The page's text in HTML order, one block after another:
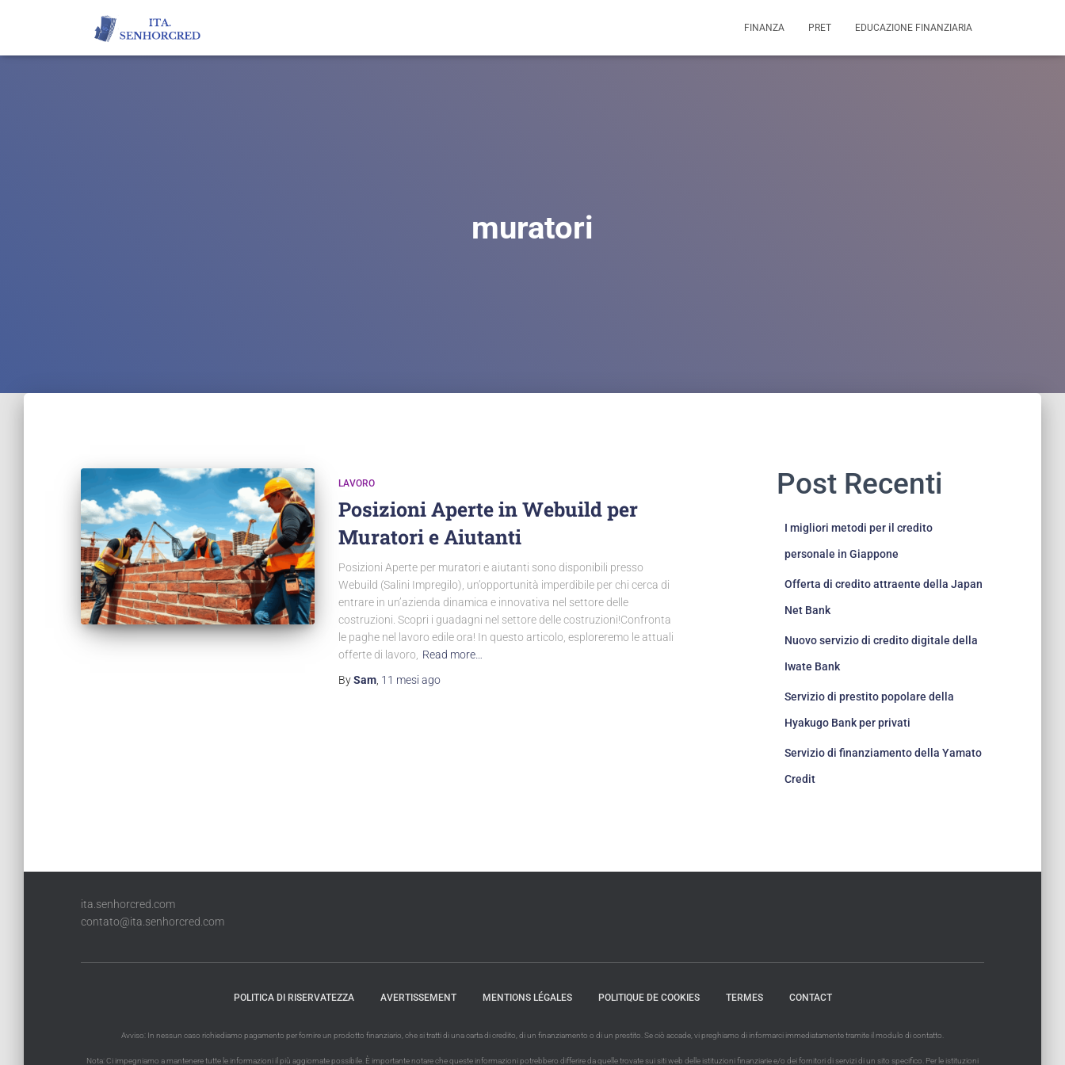
FINANZA PRET EDUCAZIONE FINANZIARIA
muratori
LAVORO
Posizioni Aperte in Webuild per
Muratori e Aiutanti
Posizioni Aperte per muratori e aiutanti sono disponibili presso
Webuild (Salini Impregilo), un’opportunità imperdibile per chi cerca di
entrare in un’azienda dinamica e innovativa nel settore delle
costruzioni. Scopri i guadagni nel settore delle costruzioni!Confronta
le paghe nel lavoro edile ora! In questo articolo, esploreremo le attuali
offerte di lavoro,
Read more…
BySam 11 mesi ago
Post Recenti
I migliori metodi per il credito
personale in Giappone
Offerta di credito attraente della Japan
Net Bank
Nuovo servizio di credito digitale della
Iwate Bank
Servizio di prestito popolare della
Hyakugo Bank per privati
Servizio di finanziamento della Yamato
Credit
ita.senhorcred.com
contato@ita.senhorcred.com
POLITICA DI RISERVATEZZA AVERTISSEMENT MENTIONS LÉGALES POLITIQUE DE COOKIES TERMES CONTACT
Avviso: In nessun caso richiediamo pagamento per fornire un prodotto finanziario, che si tratti di una carta di credito, di un finanziamento o di un prestito. Se ciò accade, vi preghiamo di informarci immediatamente tramite il modulo di contatto.
Nota: Ci impegniamo a mantenere tutte le informazioni il più aggiornate possibile. È importante notare che queste informazioni potrebbero differire da quelle trovate sui siti web delle istituzioni finanziarie e/o dei fornitori di servizi di un sito specifico. Per le istituzioni